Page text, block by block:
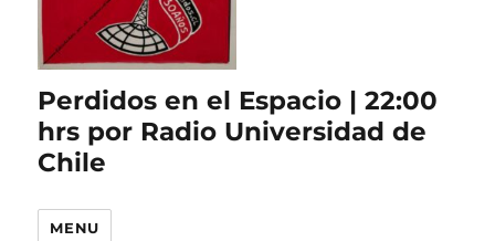
Perdidos en el Espacio | 22:00
hrs por Radio Universidad de
Chile
MENU